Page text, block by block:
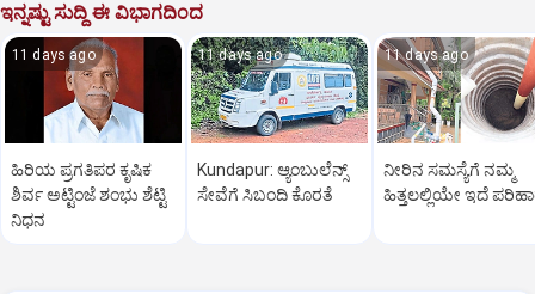
ಇನ್ನಷ್ಟು ಸುದ್ದಿ ಈ ವಿಭಾಗದಿಂದ
11 days ago
ಹಿರಿಯ ಪ್ರಗತಿಪರ ಕೃಷಿಕ
ಶಿರ್ವ ಅಟ್ಟಿಂಜೆ ಶಂಭು ಶೆಟ್ಟಿ
ನಿಧನ
11 days ago
Kundapur: ಆ್ಯಂಬುಲೆನ್ಸ್‌
ಸೇವೆಗೆ ಸಿಬಂದಿ ಕೊರತೆ
11 days ago
ನೀರಿನ ಸಮಸ್ಯೆಗೆ ನಮ್ಮ
ಹಿತ್ತಲಲ್ಲಿಯೇ ಇದೆ